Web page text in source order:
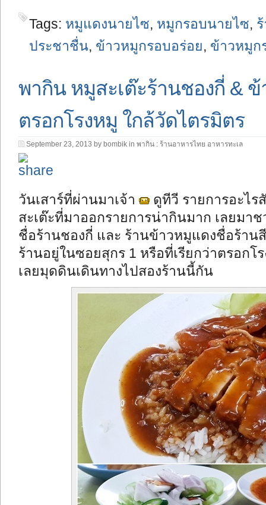
Tags: หมูแดงนายไซ, หมูกรอบนายไซ,
ประชาชื่น, ข้าวหมูกรอบอร่อย, ข้าวหมูก
พากิน หมูสะเต๊ะร้านชองกี่ &
ตรอกโรงหมู ใกล้วัดไตรมิตร
September 23, 2013 by bombik in พากิน : ร้านอาหารไทย อาหารทะเล
วันเสาร์ที่ผ่านมาเจ้า
ดูทีวี รายการอะไ
สะเต๊ะที่มาออกรายการน่ากินมาก เลยมา
ชื่อร้านชองกี่ และ ร้านข้าวหมูแดงชื่อร้าน
ร้านอยู่ในซอยสุกร 1 หรือที่เรียกว่าตรอกโ
เลยมุดดินเดินทางไปสองร้านนี้กัน